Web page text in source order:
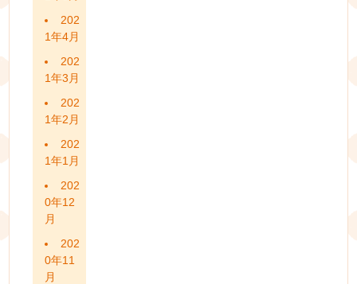
202
1年4月
202
1年3月
202
1年2月
202
1年1月
202
0年12
月
202
0年11
月